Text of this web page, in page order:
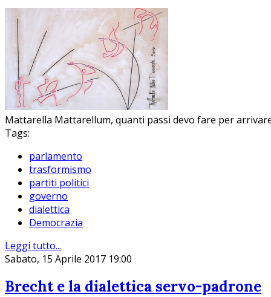
Mattarella Mattarellum, quanti passi devo fare per
Tags:
parlamento
trasformismo
partiti politici
governo
dialettica
Democrazia
Leggi tutto...
Sabato, 15 Aprile 2017 19:00
Brecht e la dialettica servo-padrone